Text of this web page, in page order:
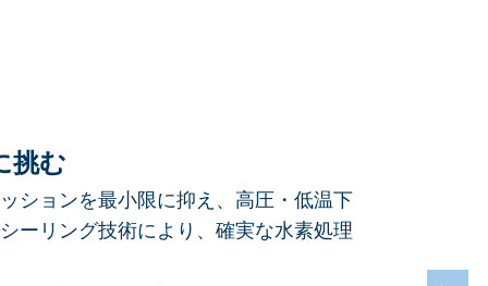
挑む
ションを最小限に抑え、高圧・低温下
ーリング技術により、確実な水素処理